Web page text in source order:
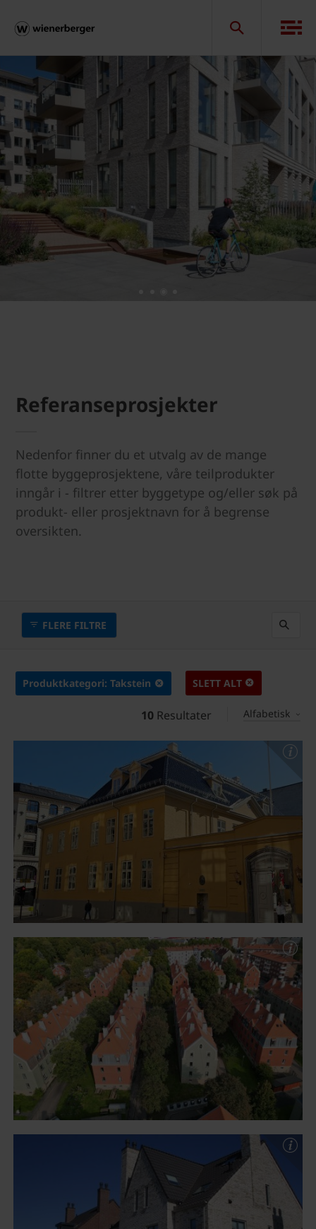
Referanseprosjekter
Nedenfor finner du et utvalg av de mange
flotte byggeprosjektene, våre teilprodukter
inngår i - filtrer etter byggetype og/eller søk på
produkt- eller prosjektnavn for å begrense
oversikten.
FLERE FILTRE
Produktkategori: Takstein SLETT ALT
10 Resultater Alfabetisk